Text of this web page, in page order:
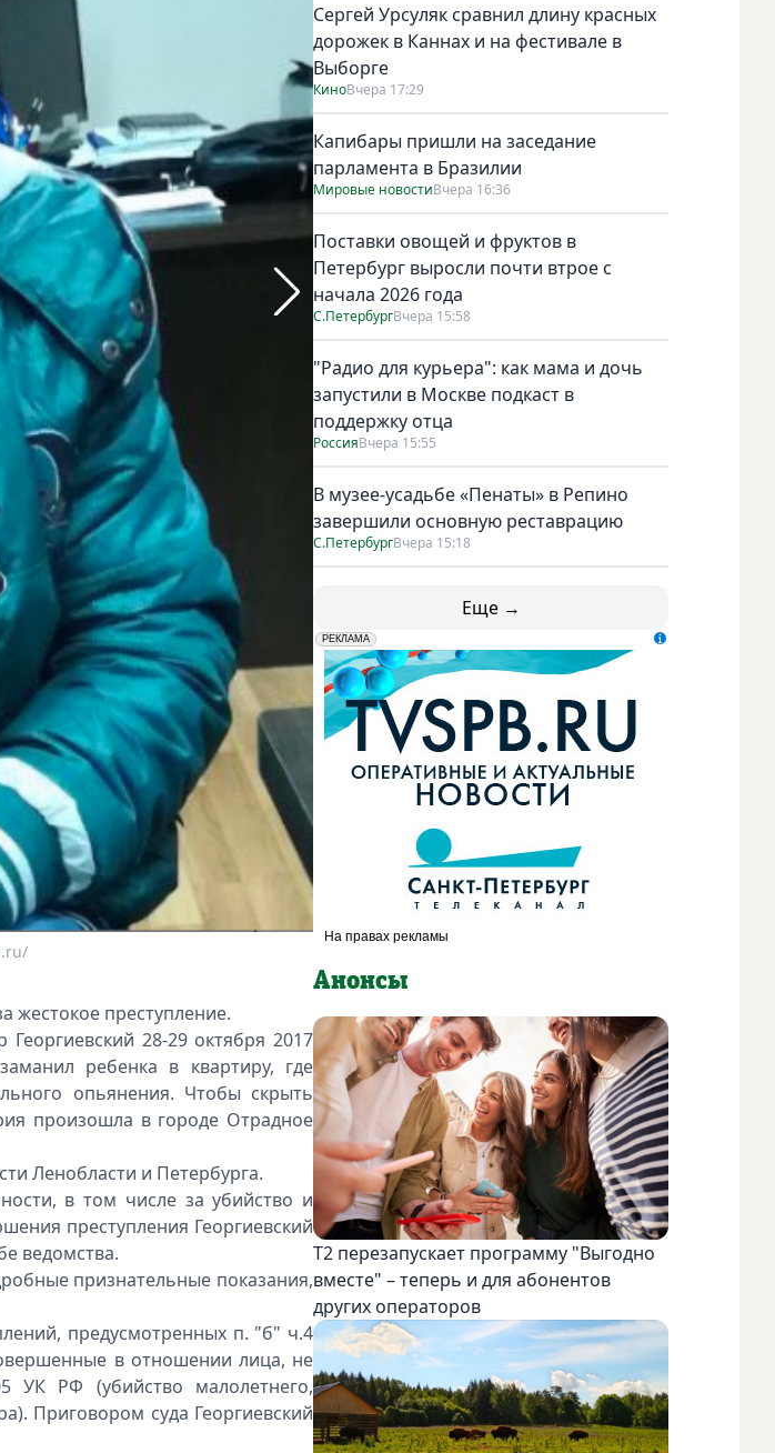
Петербуржец получил пожизненный срок за убийство
преступление.
28-29 октября 2017
ребенка в квартиру, где
опьянения. Чтобы скрыть
произошла в городе Отрадное
Ленобласти и Петербурга.
в том числе за убийство и
преступления Георгиевский
ведомства.
признательные показания,
предусмотренных п. "б" ч.4
в отношении лица, не
УК РФ (убийство малолетнего,
Приговором суда Георгиевский
Сергей Урсуляк сравнил длину красных
дорожек в Каннах и на фестивале в
Выборге
КиноВчера 17:29
Капибары пришли на заседание
парламента в Бразилии
Мировые новостиВчера 16:36
Поставки овощей и фруктов в
Петербург выросли почти втрое с
начала 2026 года
С.ПетербургВчера 15:58
"Радио для курьера": как мама и дочь
запустили в Москве подкаст в
поддержку отца
РоссияВчера 15:55
В музее-усадьбе «Пенаты» в Репино
завершили основную реставрацию
С.ПетербургВчера 15:18
Еще →
erid: LdtCK5udn
РЕКЛАМА
АО "ГАТР", ИНН: 7841320717
Анонсы
Т2 перезапускает программу "Выгодно
вместе" – теперь и для абонентов
других операторов